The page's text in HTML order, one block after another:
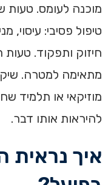
מוכנה לעומס. טעות
טיפול פסיבי: עיסוי,
חיזוק ותפקוד. טעות
מתאימה למטרה.
מוזיקאי או תלמיד
להיראות אותו דבר.
איך נראית